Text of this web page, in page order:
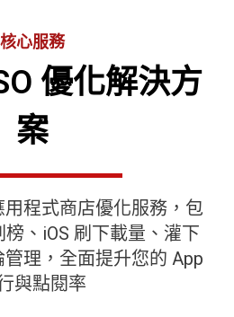
核心服務
優化解決方
案
程式商店優化服務，包
榜、iOS 刷下載量、灌下
理，全面提升您的 App
與點閱率